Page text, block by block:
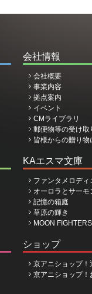
会社情報
会社概要
事業内容
拠点案内
イベント
CMライブラリ
郵便物等の受け取
皆様からの贈り
KAエスマ文庫
ファンタメロデ
オーロラとサーモ
記憶の箱庭
草原の輝き
MOON
ショップ
京アニショップ！
京アニショップ！